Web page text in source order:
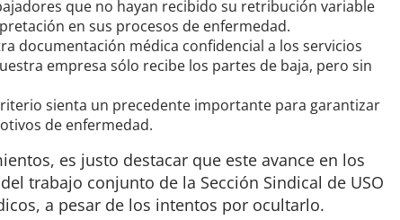
que no hayan recibido su retribución variable
en sus procesos de enfermedad.
documentación médica confidencial a los servicios
empresa sólo recibe los partes de baja, pero sin
sienta un precedente importante para garantizar
de enfermedad.
es justo destacar que este avance en los
trabajo conjunto de la Sección Sindical de USO
a pesar de los intentos por ocultarlo.